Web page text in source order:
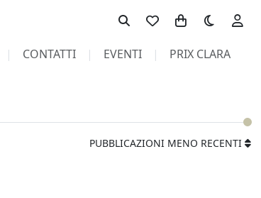
Toggle theme
CONTATTI EVENTI PRIX CLARA
PUBBLICAZIONI MENO RECENTI